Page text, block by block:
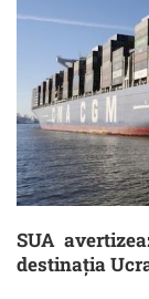
SUA
destinaţia